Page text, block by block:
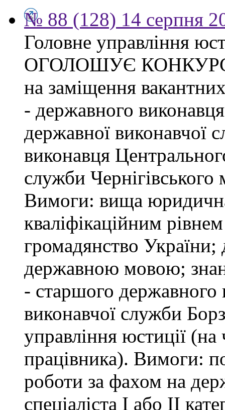
№ 88 (128) 14 серпня
Головне управління
ОГОЛОШУЄ
на заміщення
- державного
державної виконавчої
виконавця
служби Чернігівського
Вимоги: вища юридична
кваліфікаційним
громадянство України;
державною мовою;
- старшого державного
виконавчої служби
управління юстиції (на
працівника). Вимоги:
роботи за фахом на
спеціаліста І або ІІ